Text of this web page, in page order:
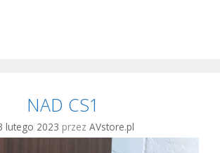
NAD CS1
lutego 2023 przez AVstore.pl